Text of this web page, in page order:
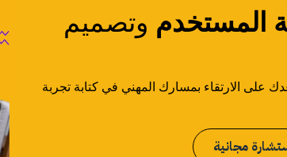
المستخدم وتصميم
على الارتقاء بمسارك المهني في كتابة تجربة
مجانية